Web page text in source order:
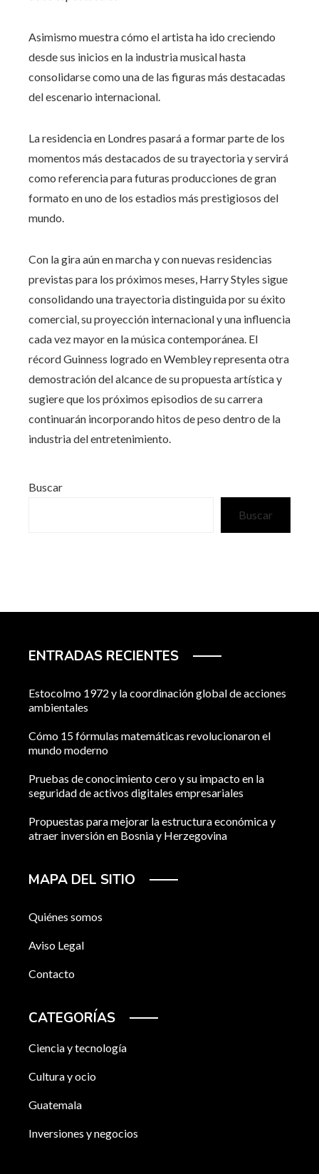
Asimismo muestra cómo el artista ha ido creciendo
desde sus inicios en la industria musical hasta
consolidarse como una de las figuras más destacadas
del escenario internacional.
La residencia en Londres pasará a formar parte de los
momentos más destacados de su trayectoria y servirá
como referencia para futuras producciones de gran
formato en uno de los estadios más prestigiosos del
mundo.
Con la gira aún en marcha y con nuevas residencias
previstas para los próximos meses, Harry Styles sigue
consolidando una trayectoria distinguida por su éxito
comercial, su proyección internacional y una influencia
cada vez mayor en la música contemporánea. El
récord Guinness logrado en Wembley representa otra
demostración del alcance de su propuesta artística y
sugiere que los próximos episodios de su carrera
continuarán incorporando hitos de peso dentro de la
industria del entretenimiento.
Buscar
Buscar
ENTRADAS RECIENTES
Estocolmo 1972 y la coordinación global de acciones
ambientales
Cómo 15 fórmulas matemáticas revolucionaron el
mundo moderno
Pruebas de conocimiento cero y su impacto en la
seguridad de activos digitales empresariales
Propuestas para mejorar la estructura económica y
atraer inversión en Bosnia y Herzegovina
MAPA DEL SITIO
Quiénes somos
Aviso Legal
Contacto
CATEGORÍAS
Ciencia y tecnología
Cultura y ocio
Guatemala
Inversiones y negocios